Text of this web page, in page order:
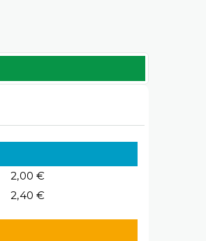
2,00 €
2,40 €